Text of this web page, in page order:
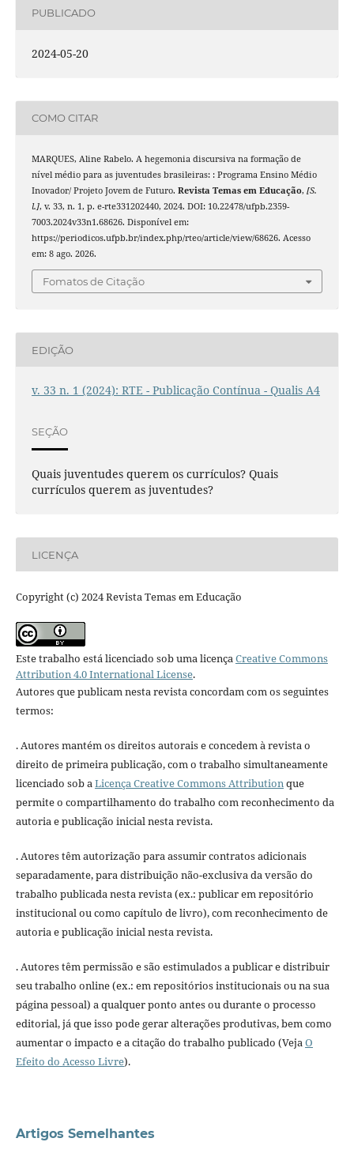
PUBLICADO
2024-05-20
COMO CITAR
MARQUES, Aline Rabelo. A hegemonia discursiva na formação de
nível médio para as juventudes brasileiras: : Programa Ensino Médio
Inovador/ Projeto Jovem de Futuro. Revista Temas em Educação, [S.
l.], v. 33, n. 1, p. e-rte331202440, 2024. DOI: 10.22478/ufpb.2359-
7003.2024v33n1.68626. Disponível em:
https://periodicos.ufpb.br/index.php/rteo/article/view/68626. Acesso
em: 8 ago. 2026.
Fomatos de Citação
EDIÇÃO
v. 33 n. 1 (2024): RTE - Publicação Contínua - Qualis A4
SEÇÃO
Quais juventudes querem os currículos? Quais
currículos querem as juventudes?
LICENÇA
Copyright (c) 2024 Revista Temas em Educação
Este trabalho está licenciado sob uma licençaCreative Commons
Attribution 4.0 International License.
Autores que publicam nesta revista concordam com os seguintes
termos:
. Autores mantém os direitos autorais e concedem à revista o
direito de primeira publicação, com o trabalho simultaneamente
licenciado sob aLicença Creative Commons Attributionque
permite o compartilhamento do trabalho com reconhecimento da
autoria e publicação inicial nesta revista.
. Autores têm autorização para assumir contratos adicionais
separadamente, para distribuição não-exclusiva da versão do
trabalho publicada nesta revista (ex.: publicar em repositório
institucional ou como capítulo de livro), com reconhecimento de
autoria e publicação inicial nesta revista.
. Autores têm permissão e são estimulados a publicar e distribuir
seu trabalho online (ex.: em repositórios institucionais ou na sua
página pessoal) a qualquer ponto antes ou durante o processo
editorial, já que isso pode gerar alterações produtivas, bem como
aumentar o impacto e a citação do trabalho publicado (VejaO
Efeito do Acesso Livre).
Artigos Semelhantes